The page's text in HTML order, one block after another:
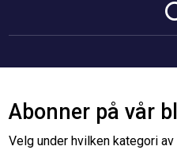
Abonner på vår
Velg under hvilken kategori